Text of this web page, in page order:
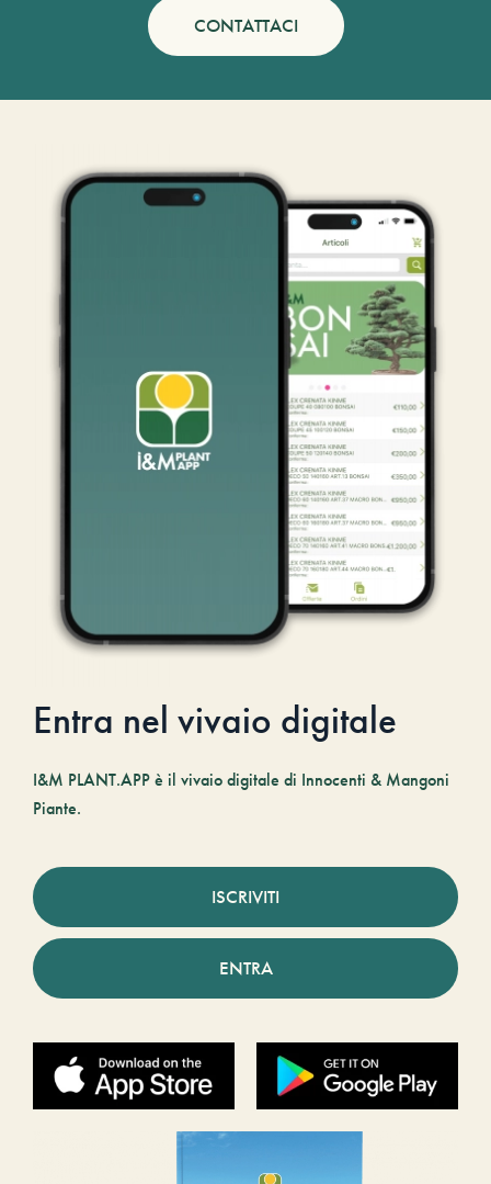
CONTATTACI
Entra nel vivaio digitale
I&M PLANT.APP è il vivaio digitale di Innocenti & Mangoni
Piante.
ISCRIVITI
ENTRA